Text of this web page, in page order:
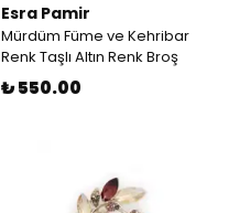
Esra Pamir
Mürdüm Füme ve Kehribar
Renk Taşlı Altın Renk Broş
₺ 550.00